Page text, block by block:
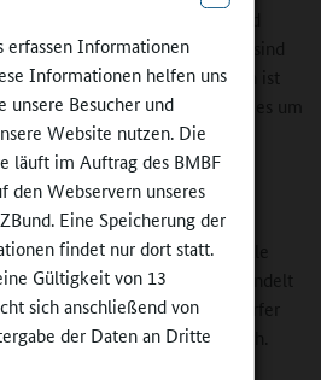
erfassen Informationen
Informationen helfen uns
unsere Besucher und
Website nutzen. Die
läuft im Auftrag des BMBF
den Webservern unseres
Eine Speicherung der
findet nur dort statt.
Gültigkeit von 13
sich anschließend von
der Daten an Dritte
Was jetzt nur noch fehlt, sind
Kolleginnen und Kollegen. Sie sind
beantragt, und die Schulleiterin ist
ist immer engagiert, wenn es um
selbst den Beinamen
– liegt das Miteinander der
2007, als mit einem Schlag alle
Ganztagsschulen umgewandelt
Ganztagsbetreuung für Troisdorfer
die Stadt kontinuierlich.
Ganztag“ legte sie eine